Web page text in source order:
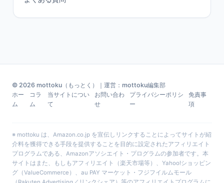
© 2026 mottoku（もっとく）｜運営：mottoku編集部
ホー
ム
コラ
ム
当サイトについ
て
お問い合わ
せ
プライバシーポリシ
ー
免責事
項
※ mottoku は、Amazon.co.jp を宣伝しリンクすることによってサイトが紹
介料を獲得できる手段を提供することを目的に設定されたアフィリエイト
プログラムである、Amazonアソシエイト・プログラムの参加者です。本
サイトはまた、もしもアフィリエイト（楽天市場等）、Yahoo!ショッピン
グ（ValueCommerce）、au PAY マーケット・フジフイルムモール